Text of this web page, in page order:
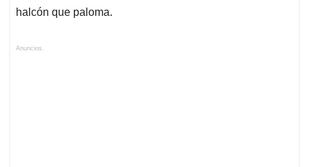
halcón que paloma.
Anuncios.